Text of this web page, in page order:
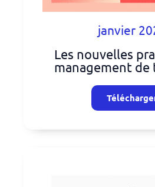
janvier
Les nouvelles
management